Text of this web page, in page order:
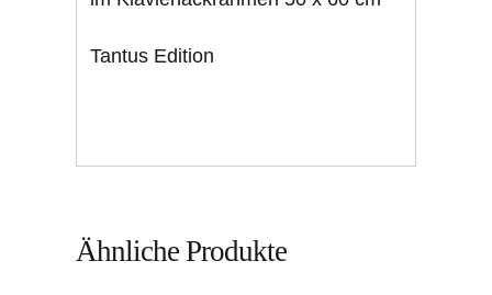
Tantus Edition
Ähnliche Produkte